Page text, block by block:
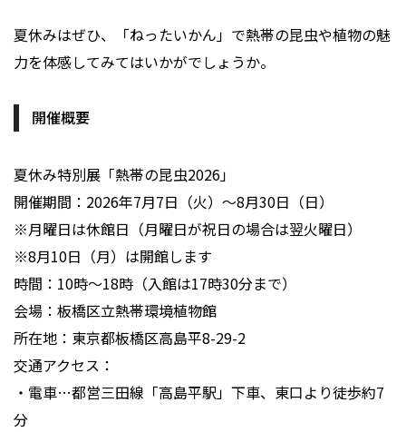
夏休みはぜひ、「ねったいかん」で熱帯の昆虫や植物の魅
力を体感してみてはいかがでしょうか。
開催概要
夏休み特別展「熱帯の昆虫2026」
開催期間：2026年7月7日（火）〜8月30日（日）
※月曜日は休館日（月曜日が祝日の場合は翌火曜日）
※8月10日（月）は開館します
時間：10時〜18時（入館は17時30分まで）
会場：板橋区立熱帯環境植物館
所在地：東京都板橋区高島平8-29-2
交通アクセス：
・電車…都営三田線「高島平駅」下車、東口より徒歩約7
分